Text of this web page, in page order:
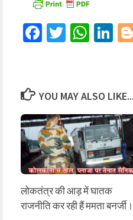
Facebook
Twitter
YOU MAY ALSO LIKE...
लोकतंत्र की आड़ में घातक
राजनीति कर रही हैं ममता बनर्जी।